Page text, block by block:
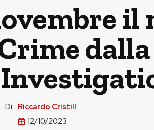
il
Di: Riccardo Cristilli
12/10/2023